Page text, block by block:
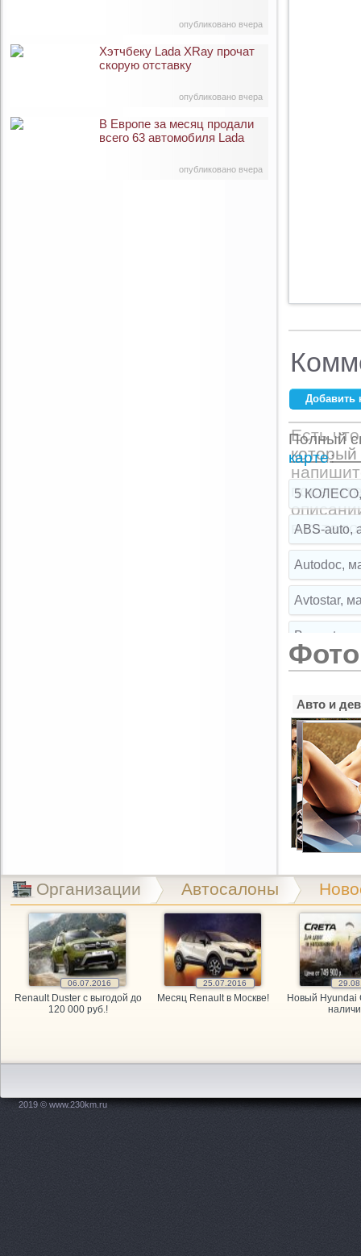
опубликовано вчера
опубликовано вчера
Хэтчбеку Lada XRay прочат
скорую отставку
опубликовано вчера
В Европе за месяц продали
всего 63 автомобиля Lada
Ваше имя:
E-mail:*
Комментарий:
Добавить
Полный
карте:
5 КОЛЕСО,
ABS-auto,
Autodoc,
Avtostar,
Broparts,
Broparts,
Buksir,
Cartuning,
EMEX,
Exist.ru,
Exist.ru,
GARAGE,
GARAGE,
GARAGE,
KITAY-
Maxdrive,
Есть
в
Авто и
Организации Автосалоны
06.07.2016
Renault Duster с выгодой до
120 000 руб.!
25.07.2016
Месяц Renault в Москве!
Новый Hyundai
2019 © www.230km.ru